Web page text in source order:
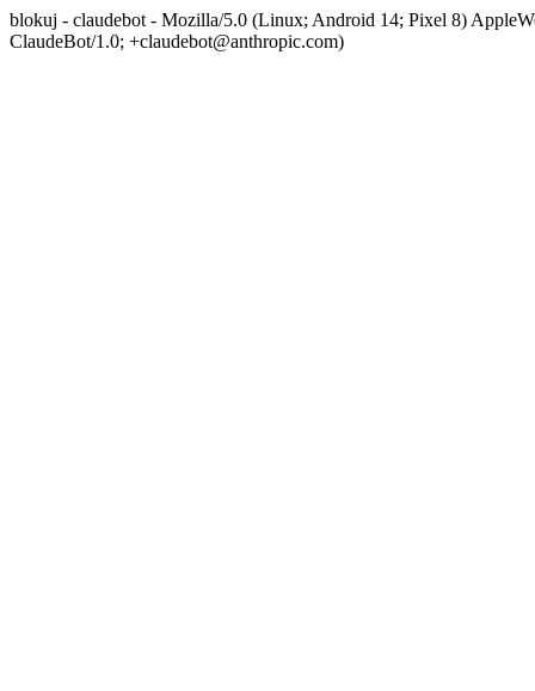
blokuj - claudebot - Mozilla/5.0 (Linux; Android 14; Pixel 8)
ClaudeBot/1.0; +claudebot@anthropic.com)